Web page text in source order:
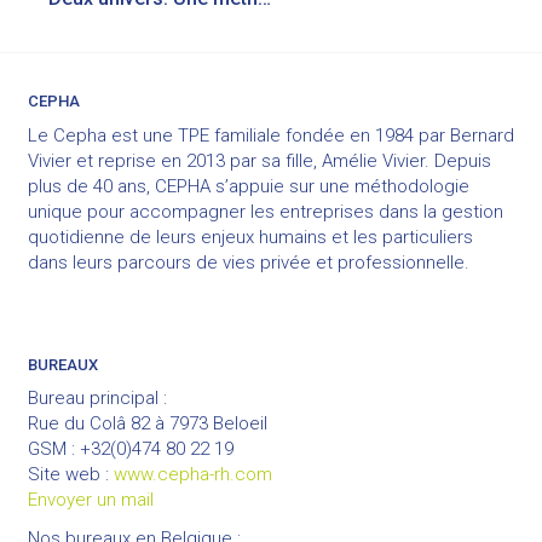
CEPHA
Le Cepha est une TPE familiale fondée en 1984 par Bernard
Vivier et reprise en 2013 par sa fille, Amélie Vivier. Depuis
plus de 40 ans, CEPHA s’appuie sur une méthodologie
unique pour accompagner les entreprises dans la gestion
quotidienne de leurs enjeux humains et les particuliers
dans leurs parcours de vies privée et professionnelle.
BUREAUX
Bureau principal :
Rue du Colâ 82 à 7973 Beloeil
GSM : +32(0)474 80 22 19
Site web : www.cepha-rh.com
Envoyer un mail